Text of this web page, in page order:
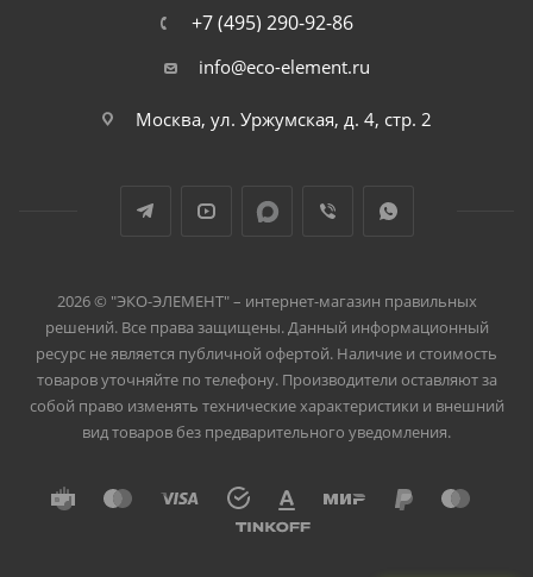
+7 (495) 290-92-86
info@eco-element.ru
Москва, ул. Уржумская, д. 4, стр. 2
2026 © "ЭКО-ЭЛЕМЕНТ" – интернет-магазин правильных
решений. Все права защищены. Данный информационный
ресурс не является публичной офертой. Наличие и стоимость
товаров уточняйте по телефону. Производители оставляют за
собой право изменять технические характеристики и внешний
вид товаров без предварительного уведомления.